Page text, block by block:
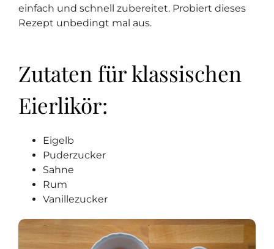
einfach und schnell zubereitet. Probiert dieses
Rezept unbedingt mal aus.
Zutaten für klassischen
Eierlikör:
Eigelb
Puderzucker
Sahne
Rum
Vanillezucker